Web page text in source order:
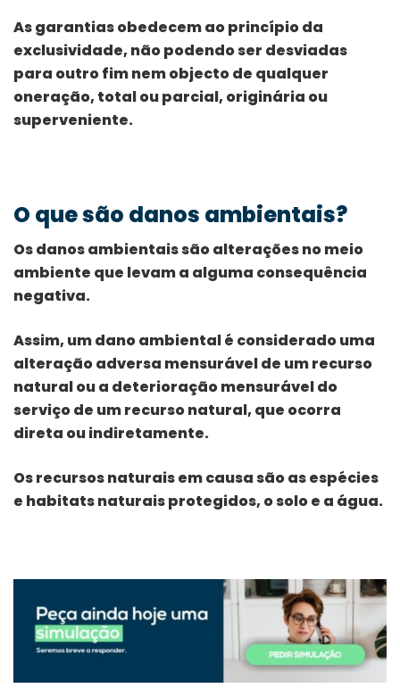
As garantias obedecem ao princípio da
exclusividade, não podendo ser desviadas
para outro fim nem objecto de qualquer
oneração, total ou parcial, originária ou
superveniente.
O que são danos ambientais?
Os danos ambientais são alterações no meio
ambiente que levam a alguma consequência
negativa.
Assim, um dano ambiental é considerado uma
alteração adversa mensurável de um recurso
natural ou a deterioração mensurável do
serviço de um recurso natural, que ocorra
direta ou indiretamente.
Os recursos naturais em causa são as espécies
e habitats naturais protegidos, o solo e a água.